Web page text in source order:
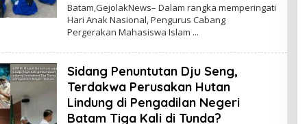
T
Batam,GejolakNews– Dalam rangka memperingati
Hari Anak Nasional, Pengurus Cabang
Pergerakan Mahasiswa Islam
Sidang Penuntutan Dju Seng,
Terdakwa Perusakan Hutan
Lindung di Pengadilan Negeri
Batam Tiga Kali di Tunda?